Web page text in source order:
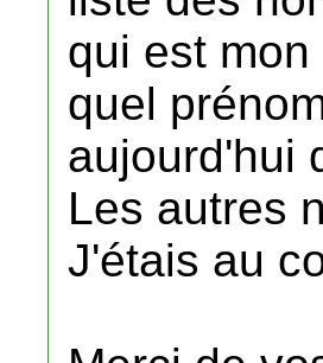
qui est
quel
aujourd'hui
Les autres
J'étais au